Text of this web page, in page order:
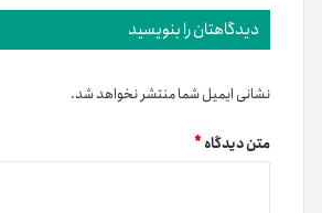
دیدگاهتان را بنویسید
نشانی ایمیل شما منتشر نخواهد شد.
متن دیدگاه*